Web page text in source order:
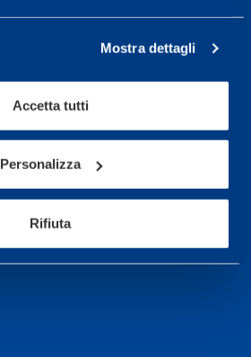
Mostra dettagli
Accetta tutti
Personalizza
Rifiuta